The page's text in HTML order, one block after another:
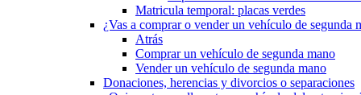
Matricula temporal: placas verdes
¿Vas a comprar o vender un vehículo de segunda
Atrás
Comprar un vehículo de segunda mano
Vender un vehículo de segunda mano
Donaciones, herencias y divorcios o separaciones